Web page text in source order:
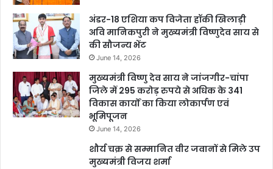
अंडर-18 एशिया कप विजेता हॉकी खिलाड़ी
अवि मानिकपुरी ने मुख्यमंत्री विष्णुदेव साय से
की सौजन्य भेंट
June 14, 2026
मुख्यमंत्री विष्णु देव साय ने जांजगीर-चांपा
जिले में 295 करोड़ रुपये से अधिक के 341
विकास कार्यों का किया लोकार्पण एवं
भूमिपूजन
June 14, 2026
शौर्य चक्र से सम्मानित वीर जवानों से मिले उप
मुख्यमंत्री विजय शर्मा